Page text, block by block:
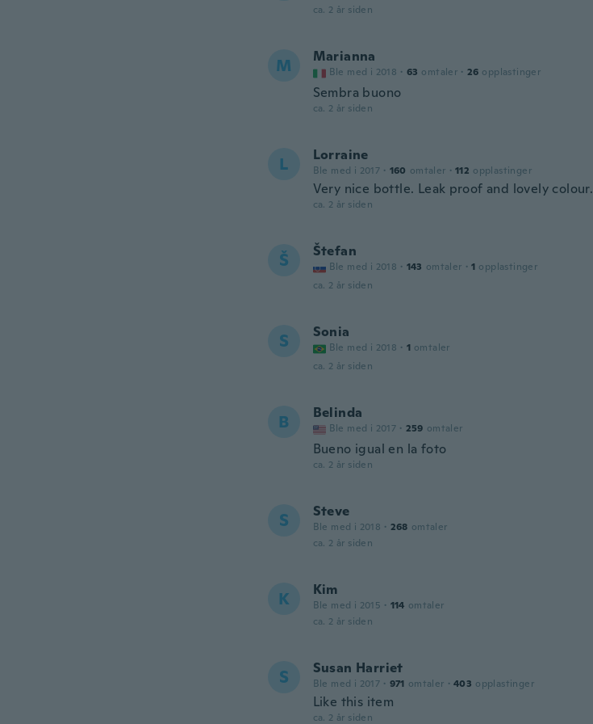
ca. 2 år siden
M Marianna
Ble med i 2018 · 63 omtaler · 26 opplastinger
Sembra buono
ca. 2 år siden
L Lorraine
Ble med i 2017 · 160 omtaler · 112 opplastinger
Very nice bottle. Leak proof and lovely colour.
ca. 2 år siden
Š Štefan
Ble med i 2018 · 143 omtaler · 1 opplastinger
ca. 2 år siden
S Sonia
Ble med i 2018 · 1 omtaler
ca. 2 år siden
B Belinda
Ble med i 2017 · 259 omtaler
Bueno igual en la foto
ca. 2 år siden
S Steve
Ble med i 2018 · 268 omtaler
ca. 2 år siden
K Kim
Ble med i 2015 · 114 omtaler
ca. 2 år siden
S Susan Harriet
Ble med i 2017 · 971 omtaler · 403 opplastinger
Like this item
ca. 2 år siden